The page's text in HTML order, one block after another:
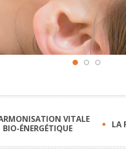
VITALE
BIO-ÉNERGÉTIQUE
LA